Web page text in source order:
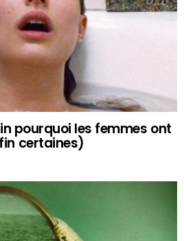
pourquoi les femmes ont
certaines)